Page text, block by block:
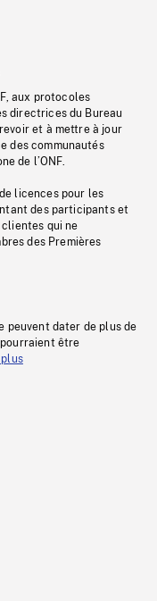
aux protocoles
directrices du Bureau
et à mettre à jour
des communautés
de l’ONF.
licences pour les
des participants et
qui ne
des Premières
peuvent dater de plus de
pourraient être
plus